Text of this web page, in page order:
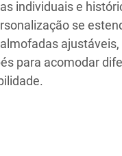
individuais e
se
para acomodar